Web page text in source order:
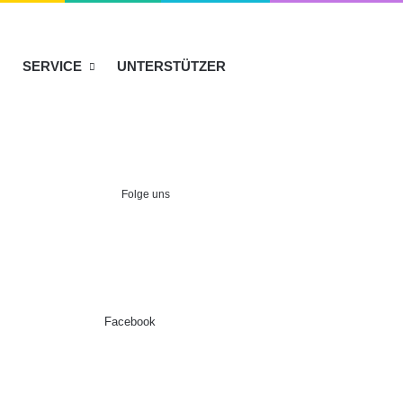
SERVICE UNTERSTÜTZER
Folge uns
Facebook